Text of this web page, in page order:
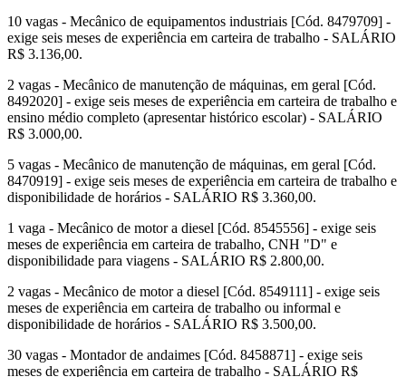
10 vagas - Mecânico de equipamentos industriais [Cód. 8479709] -
exige seis meses de experiência em carteira de trabalho - SALÁRIO
R$ 3.136,00.
2 vagas - Mecânico de manutenção de máquinas, em geral [Cód.
8492020] - exige seis meses de experiência em carteira de trabalho e
ensino médio completo (apresentar histórico escolar) - SALÁRIO
R$ 3.000,00.
5 vagas - Mecânico de manutenção de máquinas, em geral [Cód.
8470919] - exige seis meses de experiência em carteira de trabalho e
disponibilidade de horários - SALÁRIO R$ 3.360,00.
1 vaga - Mecânico de motor a diesel [Cód. 8545556] - exige seis
meses de experiência em carteira de trabalho, CNH "D" e
disponibilidade para viagens - SALÁRIO R$ 2.800,00.
2 vagas - Mecânico de motor a diesel [Cód. 8549111] - exige seis
meses de experiência em carteira de trabalho ou informal e
disponibilidade de horários - SALÁRIO R$ 3.500,00.
30 vagas - Montador de andaimes [Cód. 8458871] - exige seis
meses de experiência em carteira de trabalho - SALÁRIO R$